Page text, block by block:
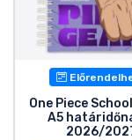
One Piece
A5
2026/
Márkák